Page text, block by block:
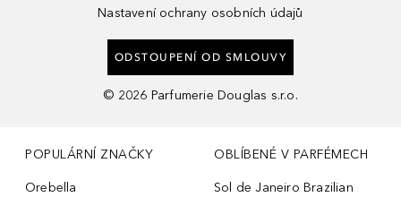
Nastavení ochrany osobních údajů
ODSTOUPENÍ OD SMLOUVY
© 2026 Parfumerie Douglas s.r.o.
POPULÁRNÍ ZNAČKY
Orebella
OBLÍBENÉ V PARFÉMECH
Sol de Janeiro Brazilian